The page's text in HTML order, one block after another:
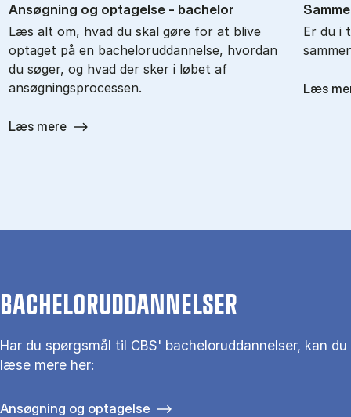
An­søg­ning og op­ta­gel­se - ba­chel­or
Læs alt om, hvad du skal gøre for at blive
optaget på en bacheloruddannelse, hvordan
du søger, og hvad der sker i løbet af
ansøgningsprocessen.
Læs mere
Er du i
Læs
BACHELORUDDANNELSER
Har du spørgsmål til CBS' bacheloruddannelser, kan du
læse mere her:
Ansøgning og optagelse